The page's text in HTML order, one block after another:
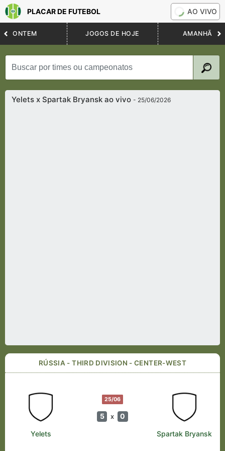
PLACAR DE FUTEBOL AO VIVO
ONTEM JOGOS DE HOJE AMANHÃ
Yelets x Spartak Bryansk ao vivo- 25/06/2026
RÚSSIA - THIRD DIVISION - CENTER-WEST
25/06
5 x 0
Yelets Spartak Bryansk